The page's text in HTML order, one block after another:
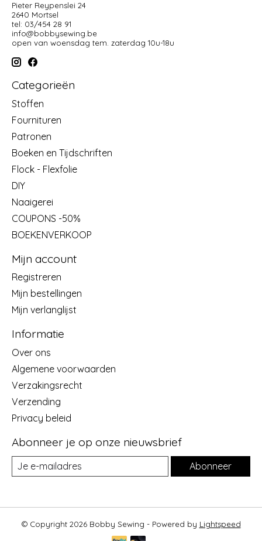
Pieter Reypenslei 24
2640 Mortsel
tel: 03/454 28 91
info@bobbysewing.be
open van woensdag tem. zaterdag 10u-18u
Categorieën
Stoffen
Fournituren
Patronen
Boeken en Tijdschriften
Flock - Flexfolie
DIY
Naaigerei
COUPONS -50%
BOEKENVERKOOP
Mijn account
Registreren
Mijn bestellingen
Mijn verlanglijst
Informatie
Over ons
Algemene voorwaarden
Verzakingsrecht
Verzending
Privacy beleid
Abonneer je op onze nieuwsbrief
Abonneer
© Copyright 2026 Bobby Sewing - Powered by Lightspeed